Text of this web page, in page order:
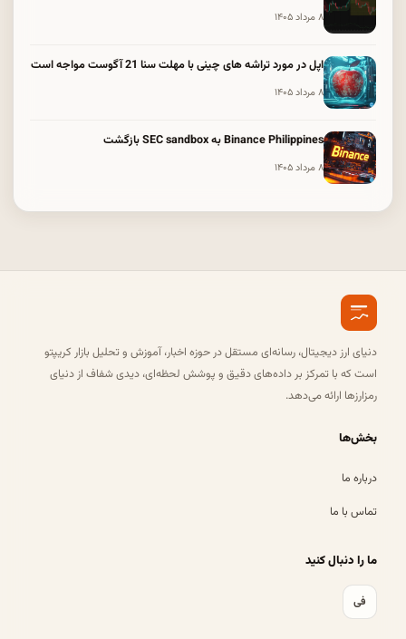
۸ مرداد ۱۴۰۵
اپل در مورد تراشه های چینی با مهلت سنا 21 آگوست مواجه است
۸ مرداد ۱۴۰۵
Binance Philippines به SEC sandbox بازگشت
۸ مرداد ۱۴۰۵
دنیای ارز دیجیتال، رسانه‌ای مستقل در حوزه اخبار، آموزش و تحلیل بازار کریپتو
است که با تمرکز بر داده‌های دقیق و پوشش لحظه‌ای، دیدی شفاف از دنیای
رمزارزها ارائه می‌دهد.
بخش‌ها
درباره ما
تماس با ما
ما را دنبال کنید
فی